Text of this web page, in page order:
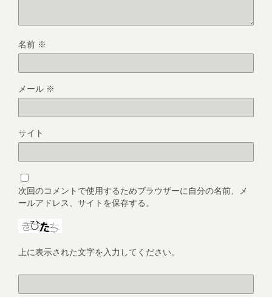
名前 ※
メール ※
サイト
次回のコメントで使用するためブラウザーに自分の名前、メ
ールアドレス、サイトを保存する。
上に表示された文字を入力してください。